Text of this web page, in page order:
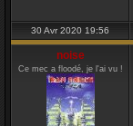
30 Avr 2020 19:56
noise
Ce mec a floodé, je l'ai vu !